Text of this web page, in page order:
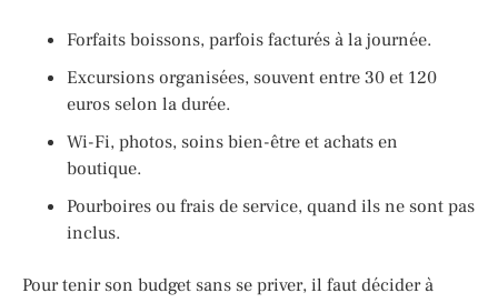
Forfaits boissons, parfois facturés à la journée.
Excursions organisées, souvent entre 30 et 120
euros selon la durée.
Wi-Fi, photos, soins bien-être et achats en
boutique.
Pourboires ou frais de service, quand ils ne sont pas
inclus.
Pour tenir son budget sans se priver, il faut décider à